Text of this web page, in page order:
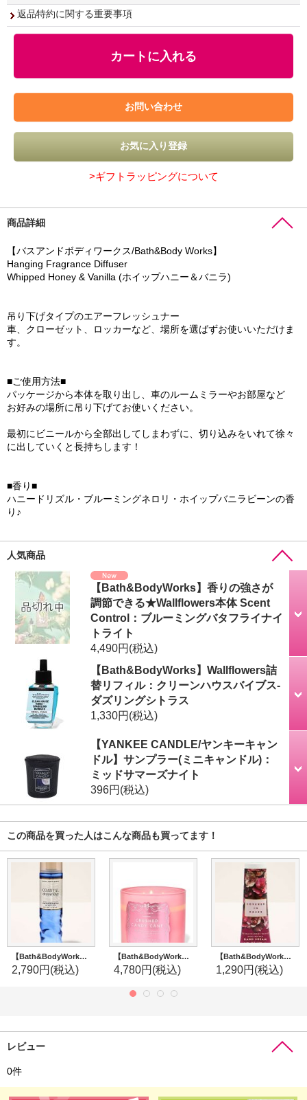
返品特約に関する重要事項
>ギフトラッピングについて
商品詳細
【バスアンドボディワークス/Bath&Body Works】
Hanging Fragrance Diffuser
Whipped Honey & Vanilla (ホイップハニー＆バニラ)
吊り下げタイプのエアーフレッシュナー
車、クローゼット、ロッカーなど、場所を選ばずお使いいただけま
す。
■ご使用方法■
パッケージから本体を取り出し、車のルームミラーやお部屋など
お好みの場所に吊り下げてお使いください。
最初にビニールから全部出してしまわずに、切り込みをいれて徐々
に出していくと長持ちします！
■香り■
ハニードリズル・ブルーミングネロリ・ホイップバニラビーンの香
り♪
人気商品
【Bath&BodyWorks】香りの強さが
調節できる★Wallflowers本体 Scent
Control：ブルーミングバタフライナイ
トライト
4,490円 (税込)
【Bath&BodyWorks】Wallflowers詰
替リフィル：クリーンハウスバイブス-
ダズリングシトラス
1,330円 (税込)
【YANKEE CANDLE/ヤンキーキャン
ドル】サンプラー(ミニキャンドル)：
ミッドサマーズナイト
396円 (税込)
この商品を買った人はこんな商品も買ってます！
【Bath&BodyWorks】ファインフレグランスミスト：コースタルドリーミング
2,790円(税込)
【Bath&BodyWorks】3-wickキャンドル（14.5oz）：クラッシュキャンディケーン
4,780円(税込)
【Bath&BodyWorks】シアバターハンドクリーム：Covered in Roses (カバーインローズ)
1,290円(税込)
レビュー
0件